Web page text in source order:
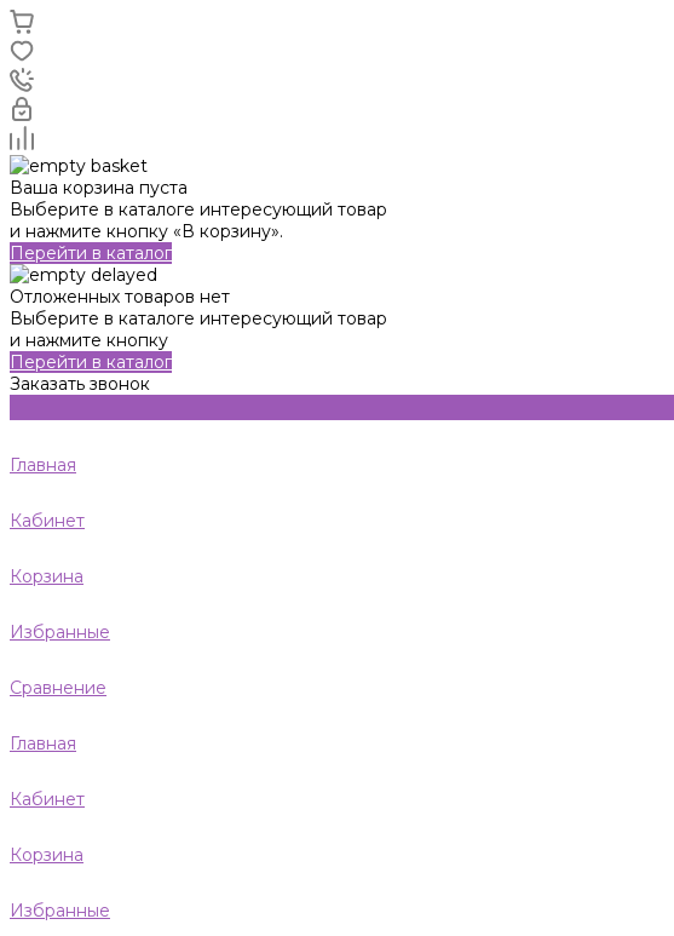
Ваша корзина пуста
Выберите в каталоге интересующий товар
и нажмите кнопку «В корзину».
Перейти в каталог
Отложенных товаров нет
Выберите в каталоге интересующий товар
и нажмите кнопку
Перейти в каталог
Заказать звонок
Главная
Кабинет
Корзина
Избранные
Сравнение
Главная
Кабинет
Корзина
Избранные